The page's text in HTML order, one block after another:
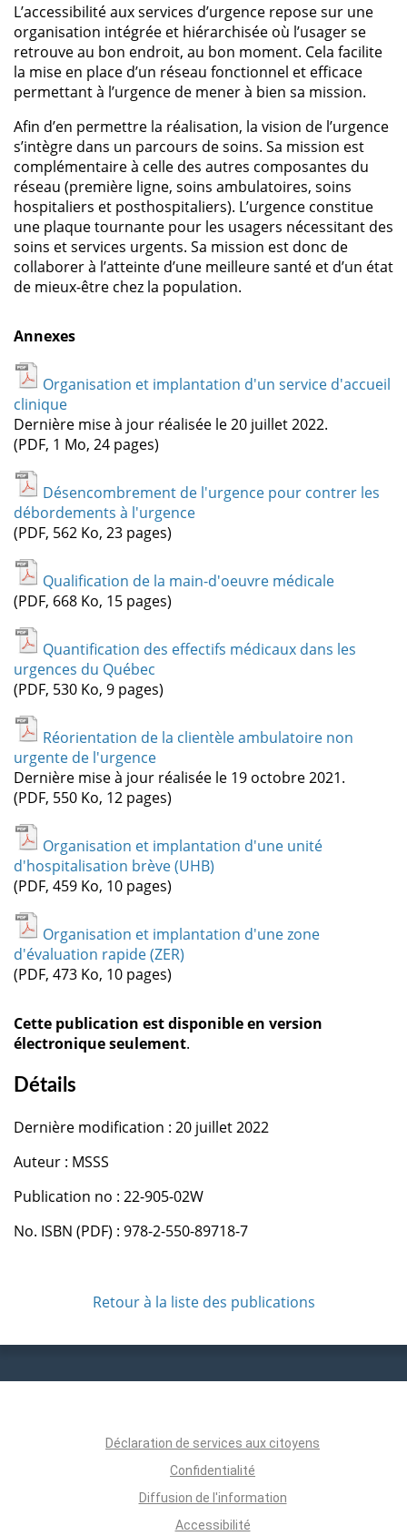
L’accessibilité aux services d’urgence repose sur une
organisation intégrée et hiérarchisée où l’usager se
retrouve au bon endroit, au bon moment. Cela facilite
la mise en place d’un réseau fonctionnel et efficace
permettant à l’urgence de mener à bien sa mission.
Afin d’en permettre la réalisation, la vision de l’urgence
s’intègre dans un parcours de soins. Sa mission est
complémentaire à celle des autres composantes du
réseau (première ligne, soins ambulatoires, soins
hospitaliers et posthospitaliers). L’urgence constitue
une plaque tournante pour les usagers nécessitant des
soins et services urgents. Sa mission est donc de
collaborer à l’atteinte d’une meilleure santé et d’un état
de mieux-être chez la population.
Annexes
Organisation et implantation d'un service d'accueil
clinique
Dernière mise à jour réalisée le 20 juillet 2022.
(PDF, 1 Mo, 24 pages)
Désencombrement de l'urgence pour contrer les
débordements à l'urgence
(PDF, 562 Ko, 23 pages)
Qualification de la main-d'oeuvre médicale
(PDF, 668 Ko, 15 pages)
Quantification des effectifs médicaux dans les
urgences du Québec
(PDF, 530 Ko, 9 pages)
Réorientation de la clientèle ambulatoire non
urgente de l'urgence
Dernière mise à jour réalisée le 19 octobre 2021.
(PDF, 550 Ko, 12 pages)
Organisation et implantation d'une unité
d'hospitalisation brève (UHB)
(PDF, 459 Ko, 10 pages)
Organisation et implantation d'une zone
d'évaluation rapide (ZER)
(PDF, 473 Ko, 10 pages)
Cette publication est disponible en version
électronique seulement.
Détails
Dernière modification : 20 juillet 2022
Auteur : MSSS
Publication no : 22-905-02W
No. ISBN (PDF) : 978-2-550-89718-7
Retour à la liste des publications
Déclaration de services aux citoyens
Confidentialité
Diffusion de l'information
Accessibilité